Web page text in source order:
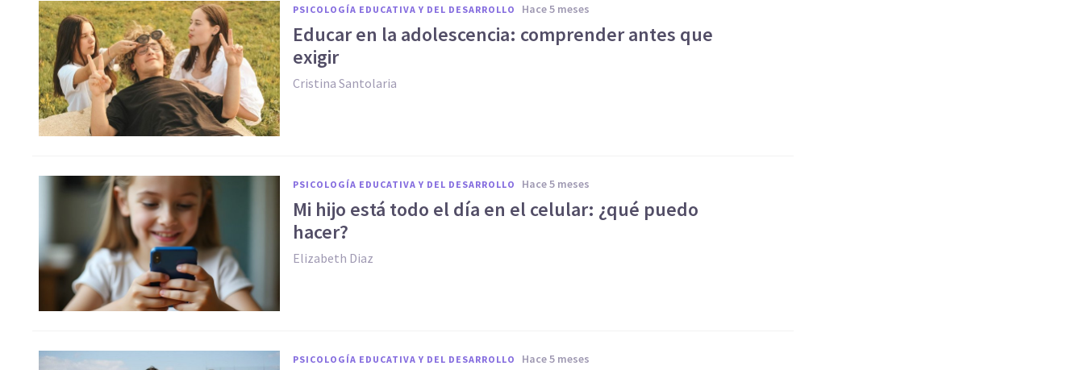
PSICOLOGÍA EDUCATIVA Y DEL DESARROLLO hace 5 meses
Educar en la adolescencia: comprender antes que
exigir
Cristina Santolaria
PSICOLOGÍA EDUCATIVA Y DEL DESARROLLO hace 5 meses
Mi hijo está todo el día en el celular: ¿qué puedo
hacer?
Elizabeth Diaz
PSICOLOGÍA EDUCATIVA Y DEL DESARROLLO hace 5 meses